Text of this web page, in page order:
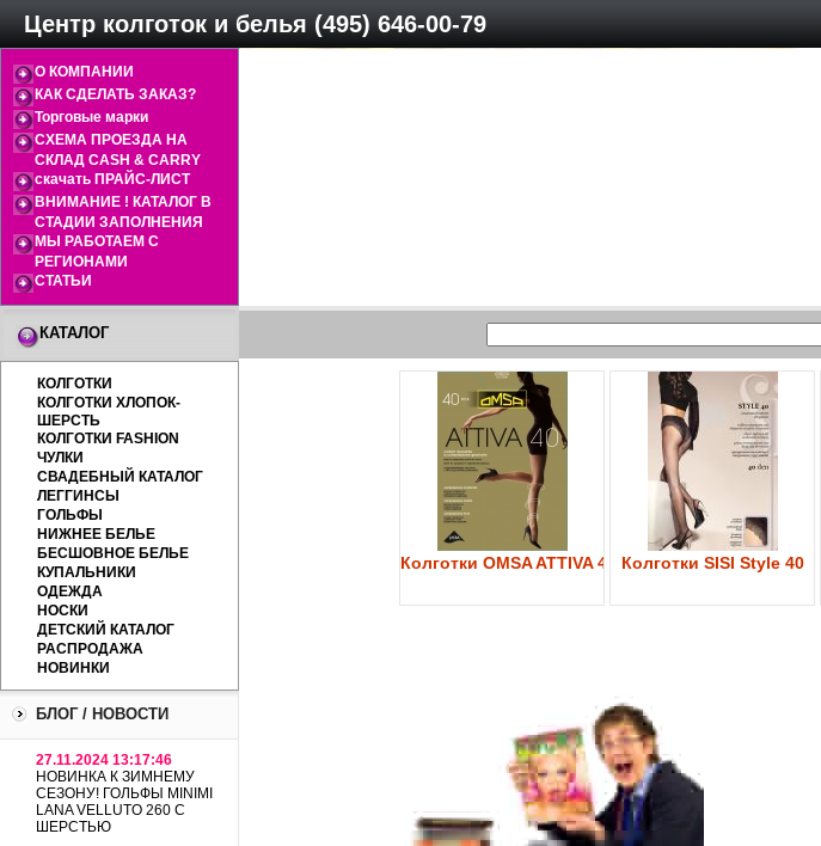
Центр колготок и белья (495) 646-00-79
О КОМПАНИИ
КАК СДЕЛАТЬ ЗАКАЗ?
Торговые марки
СХЕМА ПРОЕЗДА НА
СКЛАД CASH & CARRY
скачать ПРАЙС-ЛИСТ
ВНИМАНИЕ ! КАТАЛОГ В
СТАДИИ ЗАПОЛНЕНИЯ
МЫ РАБОТАЕМ С
РЕГИОНАМИ
СТАТЬИ
КАТАЛОГ
КОЛГОТКИ
КОЛГОТКИ ХЛОПОК-
ШЕРСТЬ
КОЛГОТКИ FASHION
ЧУЛКИ
СВАДЕБНЫЙ КАТАЛОГ
ЛЕГГИНСЫ
ГОЛЬФЫ
НИЖНЕЕ БЕЛЬЕ
БЕСШОВНОЕ БЕЛЬЕ
КУПАЛЬНИКИ
ОДЕЖДА
НОСКИ
ДЕТСКИЙ КАТАЛОГ
РАСПРОДАЖА
НОВИНКИ
БЛОГ / НОВОСТИ
27.11.2024 13:17:46
НОВИНКА К ЗИМНЕМУ
СЕЗОНУ! ГОЛЬФЫ MINIMI
LANA VELLUTO 260 С
ШЕРСТЬЮ
Колготки OMSA ATTIVA 40 Колготки SISI Style 40